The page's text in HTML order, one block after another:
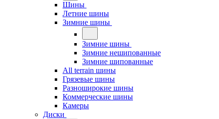
Шины
Летние шины
Зимние шины
Зимние шины
Зимние нешипованные
Зимние шипованные
All terrain шины
Грязевые шины
Разноширокие шины
Коммерческие шины
Камеры
Диски